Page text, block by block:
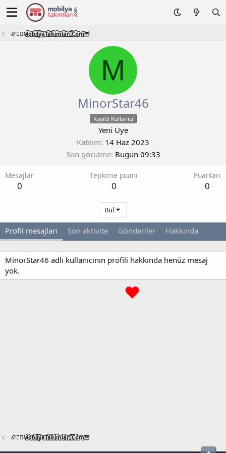
📿🧙‍♂️M͜͡o͜͡b͜͡i͜͡l͜͡y͜͡a͜͡T͜͡a͜͡k͜͡i͜͡m͜͡l͜͡a͜͡r͜͡i͜͡.͜͡C͜͡o͜͡m͜͡🦉
M
MinorStar46
Kayıtlı Kullanıcı
Yeni Üye
Katılım 14 Haz 2023
Son görülme Bugün 09:33
Mesajlar
0
Tepkime puanı
0
Puanları
0
Bul
Profil mesajları Son aktivite Gönderiler Hakkında
MinorStar46 adlı kullanıcının profili hakkında henüz mesaj
yok.
📿🧙‍♂️M͜͡o͜͡b͜͡i͜͡l͜͡y͜͡a͜͡T͜͡a͜͡k͜͡i͜͡m͜͡l͜͡a͜͡r͜͡i͜͡.͜͡C͜͡o͜͡m͜͡🦉